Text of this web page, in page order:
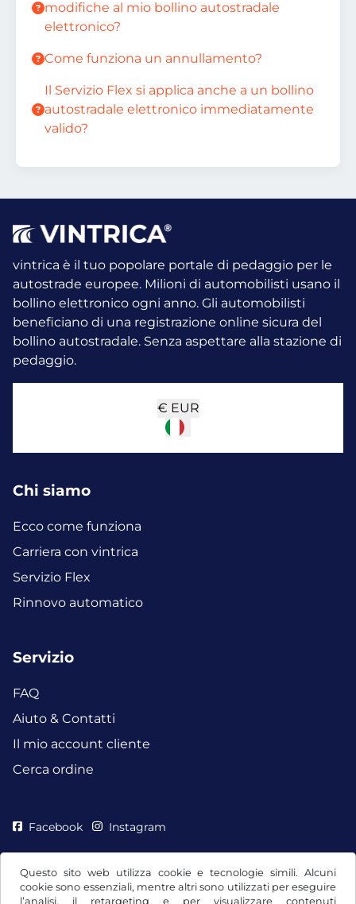
Questo sito web utilizza cookie e tecnologie simili. Alcuni
cookie sono essenziali, mentre altri sono utilizzati per eseguire
l’analisi, il retargeting e per visualizzare contenuti
modifiche al mio bollino autostradale
elettronico?
Come funziona un annullamento?
Il Servizio Flex si applica anche a un bollino
autostradale elettronico immediatamente
valido?
vintrica è il tuo popolare portale di pedaggio per le
autostrade europee. Milioni di automobilisti usano il
bollino elettronico ogni anno. Gli automobilisti
beneficiano di una registrazione online sicura del
bollino autostradale. Senza aspettare alla stazione di
pedaggio.
€ EUR
Chi siamo
Ecco come funziona
Carriera con vintrica
Servizio Flex
Rinnovo automatico
Servizio
FAQ
Aiuto & Contatti
Il mio account cliente
Cerca ordine
Facebook Instagram